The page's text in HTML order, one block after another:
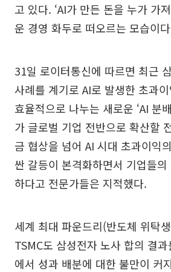
고 있다. ‘AI가 만든 돈을 누가 가
운 경영 화두로 떠오르는 모습이
31일 로이터통신에 따르면 최근
사례를 계기로 AI로 발생한 초과
효율적으로 나누는 새로운 ‘AI 분
가 글로벌 기업 전반으로 확산할
금 협상을 넘어 AI 시대 초과이익
싼 갈등이 본격화하면서 기업들
하다고 전문가들은 지적했다.
세계 최대 파운드리(반도체 위탁
TSMC도 삼성전자 노사 합의 결
에서 성과 배분에 대한 불만이 커